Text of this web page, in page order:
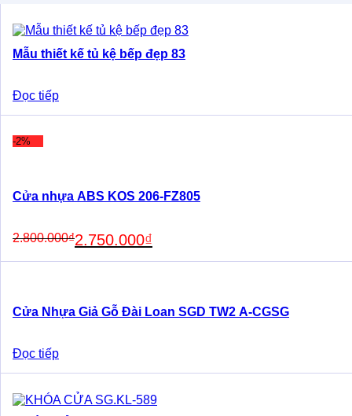
Mẫu thiết kế tủ kệ bếp đẹp 83
Đọc tiếp
-2%
Cửa nhựa ABS KOS 206-FZ805
2.800.000₫
price
was:
2.750.000₫
price
is:
Cửa Nhựa Giả Gỗ Đài Loan SGD TW2 A-CGSG
Đọc tiếp